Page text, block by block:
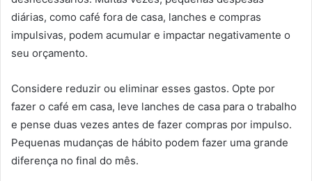
diárias, como café fora de casa, lanches e compras
impulsivas, podem acumular e impactar negativamente o
seu orçamento.
Considere reduzir ou eliminar esses gastos. Opte por
fazer o café em casa, leve lanches de casa para o trabalho
e pense duas vezes antes de fazer compras por impulso.
Pequenas mudanças de hábito podem fazer uma grande
diferença no final do mês.